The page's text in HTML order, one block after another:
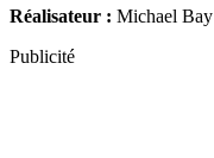
Réalisateur : Michael Bay
Publicité